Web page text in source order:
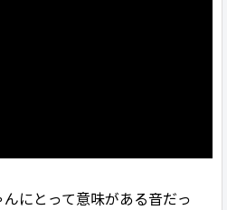
にとって意味がある音だっ